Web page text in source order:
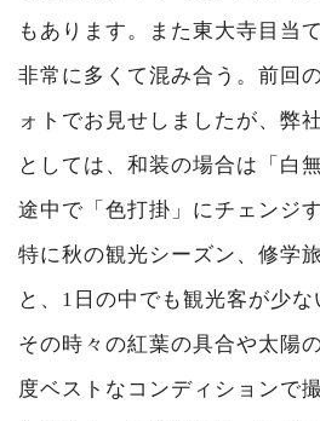
もあります。また東大寺目当
非常に多くて混み合う。前回
ォトでお見せしましたが、弊
としては、和装の場合は「白
途中で「色打掛」にチェンジ
特に秋の観光シーズン、修学
と、1日の中でも観光客が少な
その時々の紅葉の具合や太陽
度ベストなコンディションで